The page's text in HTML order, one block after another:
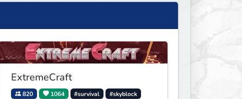
ExtremeCraft
820 1064 #survival
#skyblock